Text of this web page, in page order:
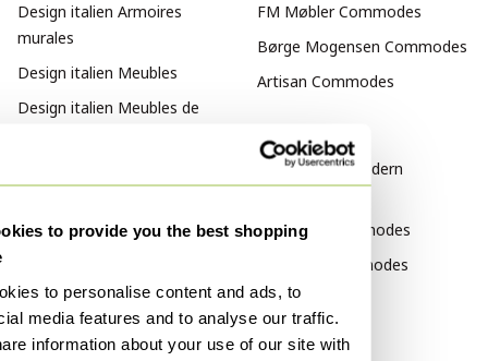
to provide you the best shopping
to personalise content and ads, to
media features and to analyse our traffic.
information about your use of our site with
Design italien Armoires
murales
Design italien Meubles
Design italien Meubles de
FM Møbler Commodes
Børge Mogensen Commodes
Artisan Commodes
Mid Century Modern
Classique Commodes
Moderne Commodes
Matériau
Travertin Commodes